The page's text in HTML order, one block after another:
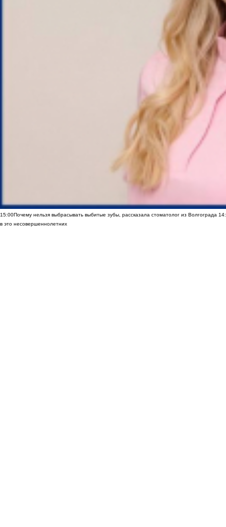
15:00Почему нельзя выбрасывать выбитые зубы, рассказала стоматолог из Волгограда
в это несовершеннолетних